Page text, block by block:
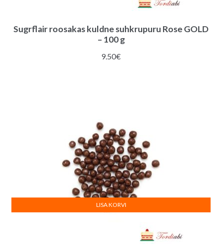
Sugrflair roosakas kuldne suhkrupuru Rose GOLD
– 100 g
9.50€
LISA KORVI